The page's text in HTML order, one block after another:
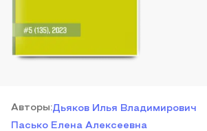
Авторы:Дьяков Илья Владимирович
Пасько Елена Алексеевна